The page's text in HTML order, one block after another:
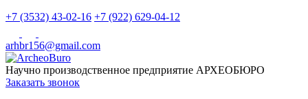
+7 (3532) 43-02-16 +7 (922) 629-04-12
arhbr156@gmail.com
Научно производственное предприятие АРХЕОБЮРО
Заказать звонок